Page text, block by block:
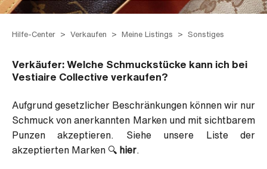
Hilfe-Center Verkaufen Meine Listings Sonstiges
Verkäufer: Welche Schmuckstücke kann ich bei
Vestiaire Collective verkaufen?
Aufgrund gesetzlicher Beschränkungen können wir nur
Schmuck von anerkannten Marken und mit sichtbarem
Punzen akzeptieren. Siehe unsere Liste der
akzeptierten Marken 🔍 hier